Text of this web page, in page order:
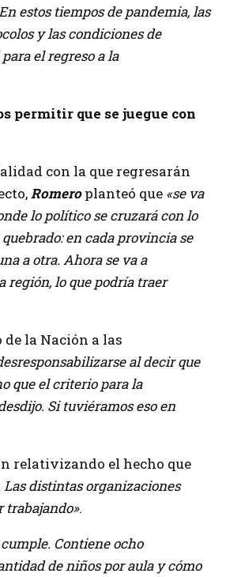
estos tiempos de pandemia, las
y las condiciones de
el regreso a la
permitir que se juegue con
con la que regresarán
Romeroplanteó que «se va
lo político se cruzará con lo
en cada provincia se
a otra. Ahora se va a
región, lo que podría traer
la Nación a las
al decir que
que el criterio para la
Si tuviéramos eso en
relativizando el hecho que
distintas organizaciones
trabajando».
Contiene ocho
de niños por aula y cómo